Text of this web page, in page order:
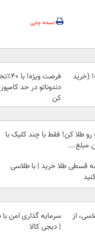
نسخه چاپی
(خرید
فرصت
دندوناتو در حد
کن
طلا کن! فقط با چند کلیک با
مبلغ...
قسطی طلا خرید | با طلاسی
از
سرمایه گذاری امن با
| دیجی کالا